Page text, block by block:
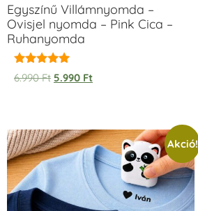
Egyszínű Villámnyomda –
Ovisjel nyomda – Pink Cica –
Ruhanyomda
Értékelés:
5.00
6.990Ft 5.990 Ft
Akció!